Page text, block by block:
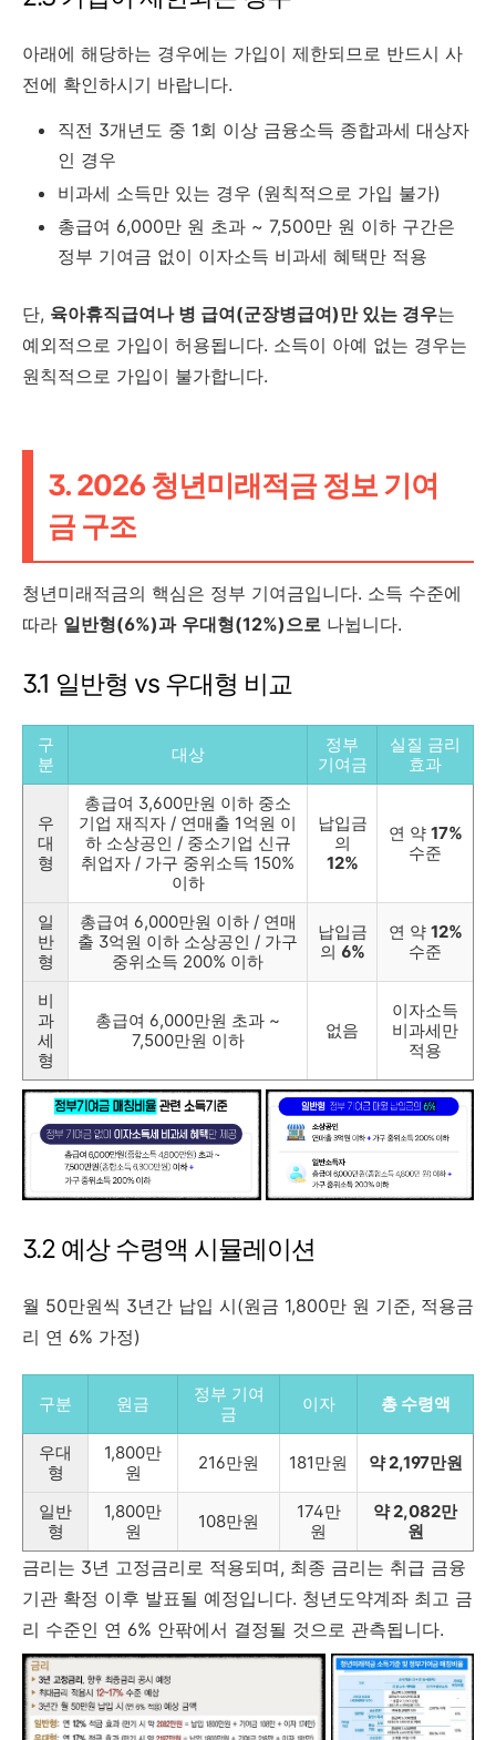
아래에 해당하는 경우에는 가입이 제한되므로 반드시 사
전에 확인하시기 바랍니다.
직전 3개년도 중 1회 이상 금융소득 종합과세 대상자
인 경우
비과세 소득만 있는 경우 (원칙적으로 가입 불가)
총급여 6,000만 원 초과 ~ 7,500만 원 이하 구간은
정부 기여금 없이 이자소득 비과세 혜택만 적용
단, 육아휴직급여나 병 급여(군장병급여)만 있는 경우는
예외적으로 가입이 허용됩니다. 소득이 아예 없는 경우는
원칙적으로 가입이 불가합니다.
3. 2026 청년미래적금 정보 기여
금 구조
청년미래적금의 핵심은 정부 기여금입니다. 소득 수준에
따라 일반형(6%)과 우대형(12%)으로 나뉩니다.
3.1 일반형 vs 우대형 비교
구
분
대상
정부
기여금
실질 금리
효과
우
대
형
총급여 3,600만원 이하 중소
기업 재직자 / 연매출 1억원 이
하 소상공인 / 중소기업 신규
취업자 / 가구 중위소득 150%
이하
납입금
의
12%
연 약 17%
수준
일
반
형
총급여 6,000만원 이하 / 연매
출 3억원 이하 소상공인 / 가구
중위소득 200% 이하
납입금
의 6%
연 약 12%
수준
비
과
세
형
총급여 6,000만원 초과 ~
7,500만원 이하
없음
이자소득
비과세만
적용
3.2 예상 수령액 시뮬레이션
월 50만원씩 3년간 납입 시(원금 1,800만 원 기준, 적용금
리 연 6% 가정)
구분 원금
정부 기여
금
이자 총 수령액
우대
형
1,800만
원
216만원 181만원 약 2,197만원
일반
형
1,800만
원
108만원
174만
원
약 2,082만
원
금리는 3년 고정금리로 적용되며, 최종 금리는 취급 금융
기관 확정 이후 발표될 예정입니다. 청년도약계좌 최고 금
리 수준인 연 6% 안팎에서 결정될 것으로 관측됩니다.